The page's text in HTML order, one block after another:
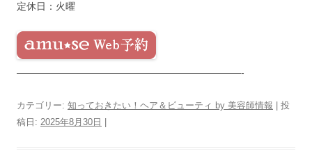
定休日：火曜
———————————————————————-
カテゴリー: 知っておきたい！ヘア＆ビューティ by 美容師情報 | 投
稿日: 2025年8月30日